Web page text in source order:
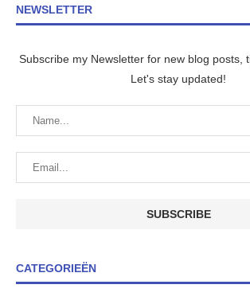
NEWSLETTER
Subscribe my Newsletter for new blog posts,
Let's stay updated!
CATEGORIEËN